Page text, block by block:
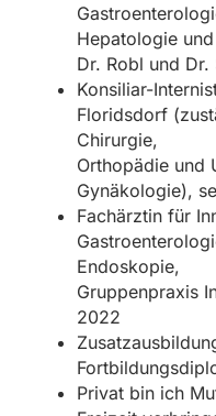
Hepatologie
Dr. Robl und
Konsiliar-
Floridsdorf
Chirurgie,
Orthopädie und
Gynäkologie),
Fachärztin für
Endoskopie,
Gruppenpraxis
2022
Privat bin ich